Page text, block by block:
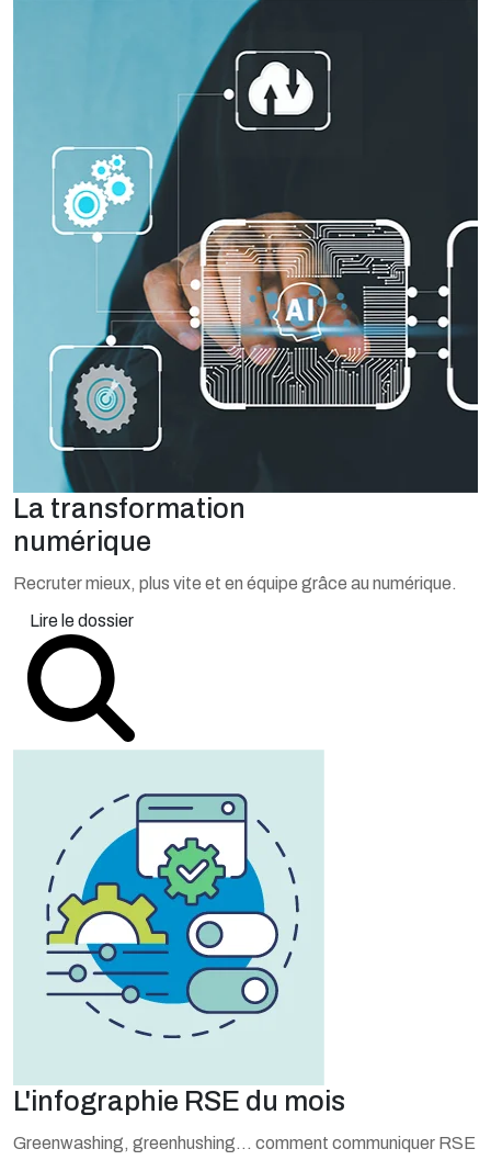
La transformation
numérique
Recruter mieux, plus vite et en équipe grâce au numérique.
Lire le dossier
L'infographie RSE du mois
Greenwashing, greenhushing… comment communiquer RSE